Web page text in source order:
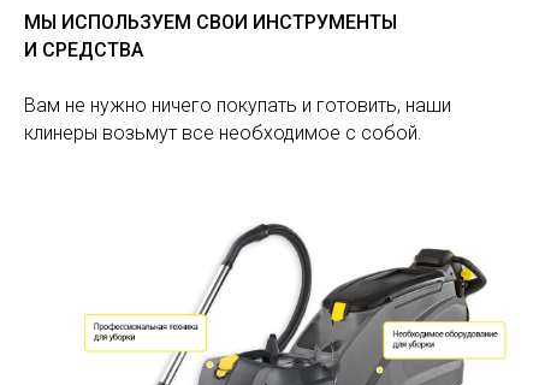
МЫ ИСПОЛЬЗУЕМ СВОИ ИНСТРУМЕНТЫ
И СРЕДСТВА
Вам не нужно ничего покупать и готовить, наши
клинеры возьмут все необходимое с собой.